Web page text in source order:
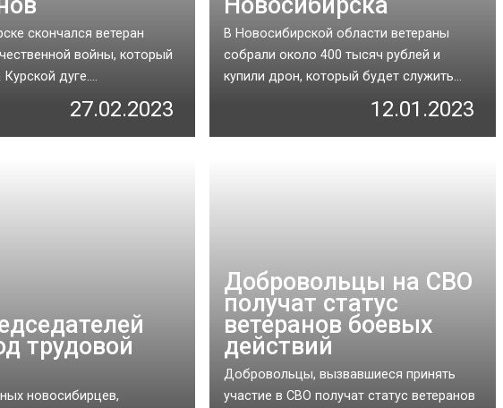
скончался ветеран
войны, который
дуге....
27.02.2023
В Новосибирской области ветераны
собрали около 400 тысяч рублей и
купили дрон, который будет служить...
12.01.2023
трудовой
новосибирцев,
Добровольцы на СВО
получат статус
ветеранов боевых
действий
Добровольцы, вызвавшиеся принять
участие в СВО получат статус ветеранов